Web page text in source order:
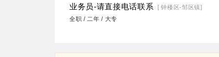
业务员-请直接电话联系
[ 钟楼区-邹区镇]
全职 / 二年 / 大专